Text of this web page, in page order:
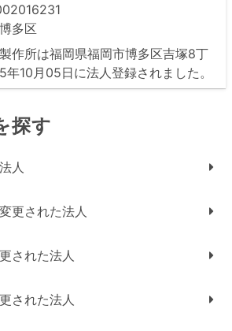
多区
作所は福岡県福岡市博多区吉塚8丁
10月05日に法人登録されました。
探す
人
更された法人
された法人
された法人